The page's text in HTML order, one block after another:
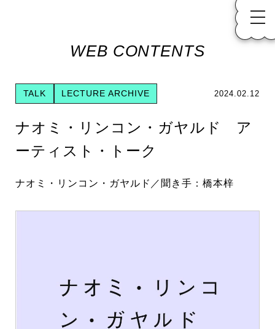
WEB CONTENTS
TALK LECTURE ARCHIVE 2024.02.12
ナオミ・リンコン・ガヤルド ア
ーティスト・トーク
ナオミ・リンコン・ガヤルド／聞き手：橋本梓